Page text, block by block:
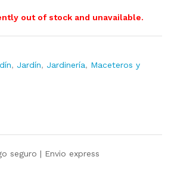
out of stock and unavailable.
, Jardín, Jardinería, Maceteros y
seguro | Envio express